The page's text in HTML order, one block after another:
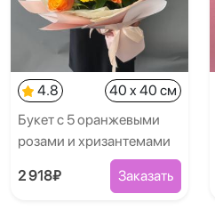
4.8
40 x 40 см
Букет с 5 оранжевыми
розами и хризантемами
2 918₽ Заказать